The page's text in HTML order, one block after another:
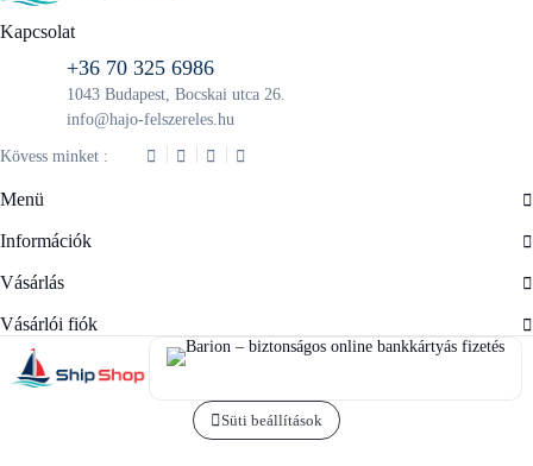
Kapcsolat
+36 70 325 6986
1043 Budapest, Bocskai utca 26.
info@hajo-felszereles.hu
Kövess minket :
Menü
Információk
Vásárlás
Vásárlói fiók
Süti beállítások